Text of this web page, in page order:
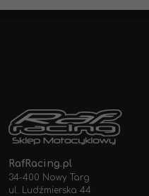
RafRacing.pl
34-400 Nowy Targ
ul. Ludźmierska 44